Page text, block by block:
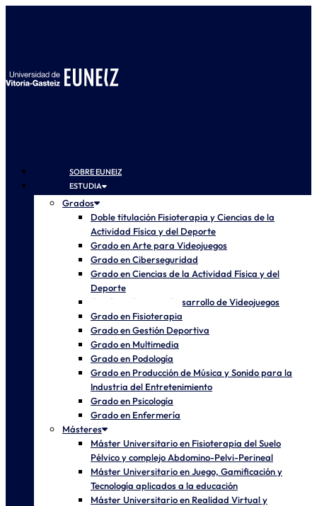
SOBRE EUNEIZ
ESTUDIA
Grados
Doble titulación Fisioterapia y Ciencias de la
Actividad Física y del Deporte
Grado en Arte para Videojuegos
Grado en Ciberseguridad
Grado en Ciencias de la Actividad Física y del
Deporte
Grado en Diseño y Desarrollo de Videojuegos
Grado en Fisioterapia
Grado en Gestión Deportiva
Grado en Multimedia
Grado en Podología
Grado en Producción de Música y Sonido para la
Industria del Entretenimiento
Grado en Psicología
Grado en Enfermería
Másteres
Máster Universitario en Fisioterapia del Suelo
Pélvico y complejo Abdomino-Pelvi-Perineal
Máster Universitario en Juego, Gamificación y
Tecnología aplicados a la educación
Máster Universitario en Realidad Virtual y